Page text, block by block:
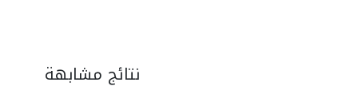
نتائج مشابهة